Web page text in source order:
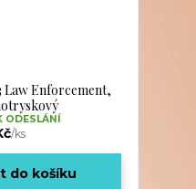
Law Enforcement,
/ks
ODESLÁNÍ
do košíku